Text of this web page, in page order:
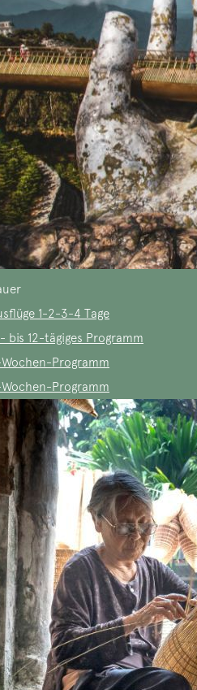
1-2-3-4 Tage
bis 12-tägiges Programm
Programm
Programm
traditionelle Handwerk.
in Thuy Xuan nicht
benachbarten Provinzen
Regionen exportiert. Einige
sind für etwa 40.000
Agarwood-Knospen bei
Bei Räucherstäbchen allein
liegen zwischen 80.000 und
Aroma und Zutaten. Das
ist ein fester
Tradition, die bei
während des Tet
wird und Respekt und
haben ihren
zu einem spirituellen Symbol
Volkes geworden. Neben
trägt das Abbrennen von
das vietnamesische Kulturerbe
Angebot an